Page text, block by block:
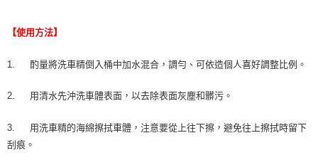
【使用方法】
1. 酌量將洗車精倒入桶中加水混合，調勻、可依造個人喜好調整比例。
2. 用清水先沖洗車體表面，以去除表面灰塵和髒污。
3.
用洗車精的海綿擦拭車體，注意要從上往下擦，避免往上擦拭時留下
刮痕。